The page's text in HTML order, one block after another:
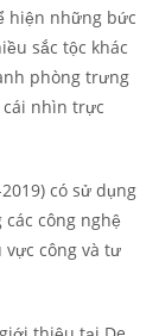
hiện những bức
sắc tộc khác
phòng trưng
nhìn trực
có sử dụng
công nghệ
công và tư